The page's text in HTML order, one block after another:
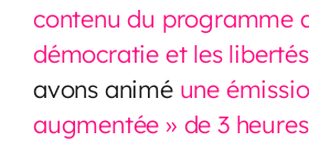
contenu du programme
démocratie et les libertés
avons animé une
augmentée » de 3 heures